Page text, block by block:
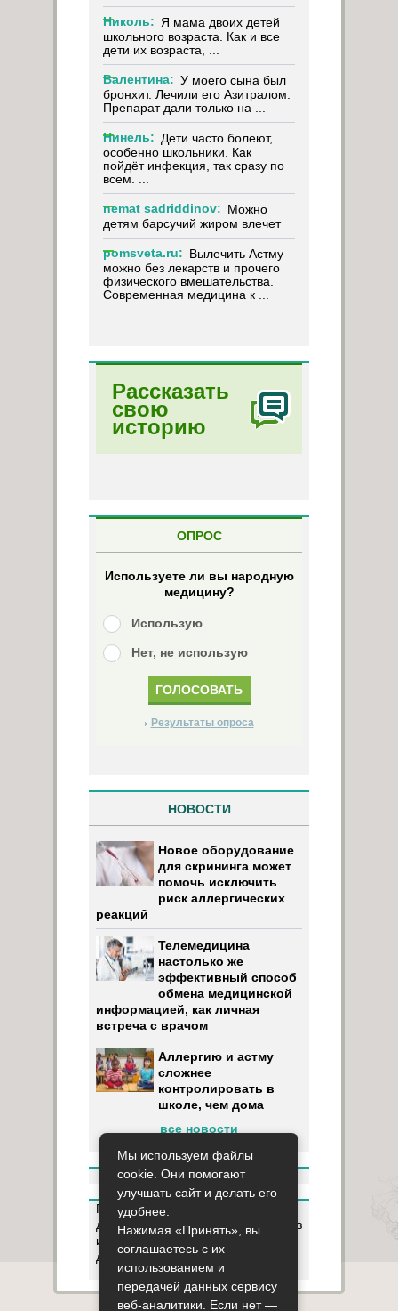
Николь: Я мама двоих детей
школьного возраста. Как и все
дети их возраста, ...
Валентина: У моего сына был
бронхит. Лечили его Азитралом.
Препарат дали только на ...
Нинель: Дети часто болеют,
особенно школьники. Как
пойдёт инфекция, так сразу по
всем. ...
nemat sadriddinov: Можно
детям барсучий жиром влечет
pomsveta.ru: Вылечить Астму
можно без лекарств и прочего
физического вмешательства.
Современная медицина к ...
Рассказать
свою
историю
ОПРОС
Используете ли вы народную
медицину?
Использую
Нет, не использую
Результаты опроса
НОВОСТИ
Новое оборудование
для скрининга может
помочь исключить
риск аллергических
реакций
Телемедицина
настолько же
эффективный способ
обмена медицинской
информацией, как личная
встреча с врачом
Аллергию и астму
сложнее
контролировать в
школе, чем дома
все новости
Пользуясь данным ресурсом вы
даёте разрешение на сбор, анализ
и хранение своих персональных
данных согласно Правилам
Мы используем файлы
cookie. Они помогают
улучшать сайт и делать его
удобнее.
Нажимая «Принять», вы
соглашаетесь с их
использованием и
передачей данных сервису
веб-аналитики. Если нет —